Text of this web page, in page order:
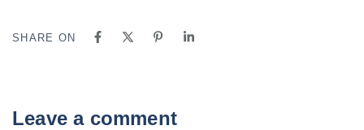
SHARE ON
Leave a comment